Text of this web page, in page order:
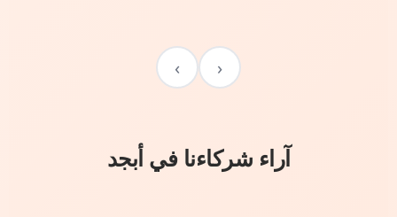
‹
›
آراء شركاءنا في أبجد